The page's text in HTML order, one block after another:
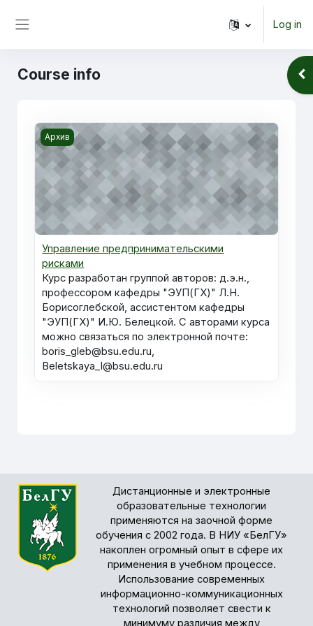
Log in
Course info
Course image Управление предпринимательскими
Архив
Управление предпринимательскими
рисками
Курс разработан группой авторов: д.э.н.,
профессором кафедры "ЭУП(ГХ)" Л.Н.
Борисоглебской, ассистентом кафедры
"ЭУП(ГХ)" И.Ю. Белецкой. С авторами курса
можно связаться по электронной почте:
boris_gleb@bsu.edu.ru,
Beletskaya_I@bsu.edu.ru
Дистанционные и электронные
образовательные технологии
применяются на заочной форме
обучения с 2002 года. В НИУ «БелГУ»
накоплен огромный опыт в сфере их
применения в учебном процессе.
Использование современных
информационно-коммуникационных
технологий позволяет свести к
минимуму различия между